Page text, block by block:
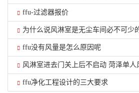
ffu-过滤器报价
为什么说风淋室是无尘车间必不可少
ffu没有风量是怎么原因呢
风淋室进去门关上后不启动 菏泽单人
ffu净化工程设计的三大要求